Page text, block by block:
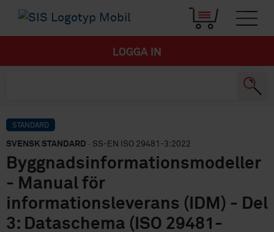
LOGGA IN
STANDARD
SVENSK STANDARD · SS-EN ISO 29481-3:2022
Byggnadsinformationsmodeller
- Manual för
informationsleverans (IDM) - Del
3: Dataschema (ISO 29481-